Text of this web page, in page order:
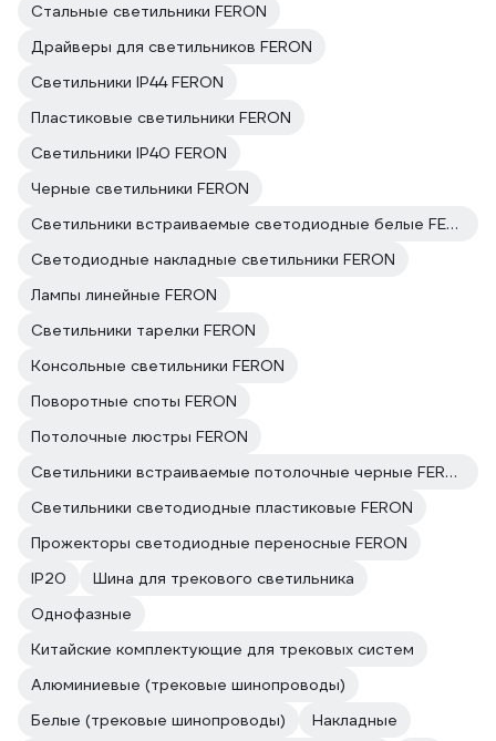
Стальные светильники FERON
Драйверы для светильников FERON
Светильники IP44 FERON
Пластиковые светильники FERON
Светильники IP40 FERON
Черные светильники FERON
Светильники встраиваемые светодиодные белые FERON
Светодиодные накладные светильники FERON
Лампы линейные FERON
Светильники тарелки FERON
Консольные светильники FERON
Поворотные споты FERON
Потолочные люстры FERON
Светильники встраиваемые потолочные черные FERON
Светильники светодиодные пластиковые FERON
Прожекторы светодиодные переносные FERON
IP20
Шина для трекового светильника
Однофазные
Китайские комплектующие для трековых систем
Алюминиевые (трековые шинопроводы)
Белые (трековые шинопроводы)
Накладные